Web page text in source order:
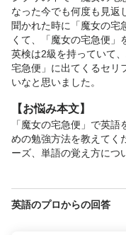
なった今でも何度も見返
聞かれた時に「魔女の宅
くて、「魔女の宅急便」
英検は2級を持っていて
宅急便」に出てくるセリ
いなと思いました。
【お悩み本文】
「魔女の宅急便」で英
めの勉強方法を教えてく
ーズ、単語の覚え方につ
英語のプロからの回答